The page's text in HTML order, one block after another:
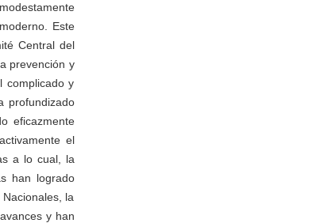
Este
Central del
prevención y
complicado y
profundizado
eficazmente
el
a lo cual, la
han logrado
la
y han